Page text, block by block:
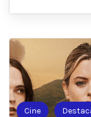
Cine